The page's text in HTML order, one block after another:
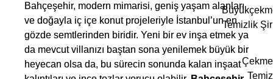
Bahçeşehir, modern mimarisi, geniş yaşam alanları
ve doğayla iç içe konut projeleriyle İstanbul’un en
gözde semtlerinden biridir. Yeni bir ev inşa etmek ya
da mevcut villanızı baştan sona yenilemek büyük bir
heyecan olsa da, bu sürecin sonunda kalan inşaat
Temizlik